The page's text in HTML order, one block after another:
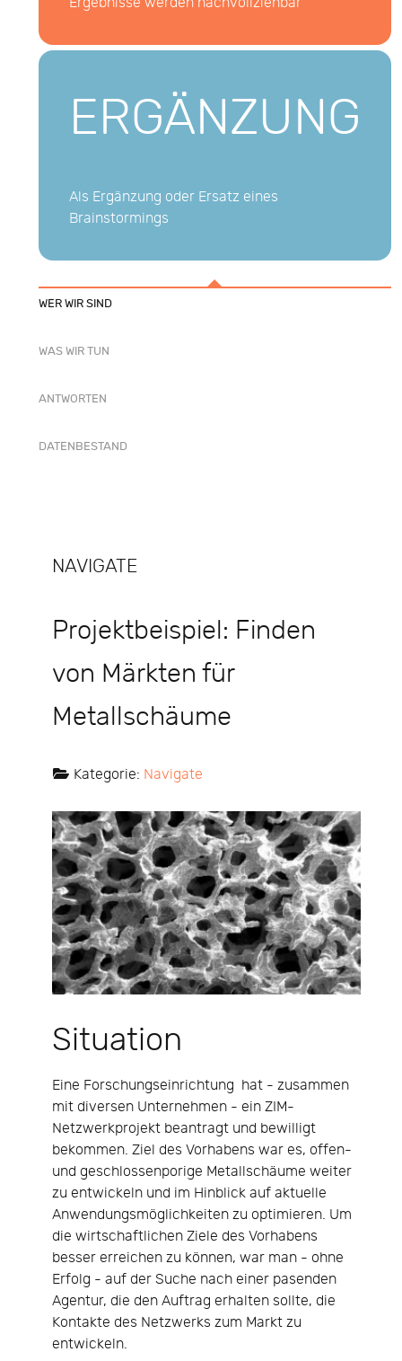
WER WIR SIND
WAS WIR TUN
ANTWORTEN
DATENBESTAND
Ergebnisse werden nachvollziehbar
ERGÄNZUNG
Als Ergänzung oder Ersatz eines
Brainstormings
NAVIGATE
Projektbeispiel: Finden
von Märkten für
Metallschäume
Kategorie: Navigate
Situation
Eine Forschungseinrichtung hat - zusammen
mit diversen Unternehmen - ein ZIM-
Netzwerkprojekt beantragt und bewilligt
bekommen. Ziel des Vorhabens war es, offen-
und geschlossenporige Metallschäume weiter
zu entwickeln und im Hinblick auf aktuelle
Anwendungsmöglichkeiten zu optimieren. Um
die wirtschaftlichen Ziele des Vorhabens
besser erreichen zu können, war man - ohne
Erfolg - auf der Suche nach einer pasenden
Agentur, die den Auftrag erhalten sollte, die
Kontakte des Netzwerks zum Markt zu
entwickeln.